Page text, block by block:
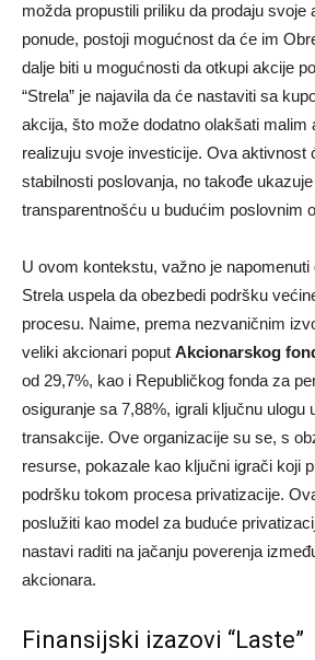
možda propustili priliku da prodaju svoje
ponude, postoji mogućnost da će im
dalje biti u mogućnosti da otkupi akcije
“Strela” je najavila da će nastaviti sa
akcija, što može dodatno olakšati malim
realizuju svoje investicije. Ova aktivnost
stabilnosti poslovanja, no takođe
transparentnošću u budućim poslovnim
U ovom kontekstu, važno je
Strela uspela da obezbedi podršku
procesu. Naime, prema nezvaničnim
veliki akcionari poput Akcionarskog
od 29,7%, kao i Republičkog fonda za
osiguranje sa 7,88%, igrali ključnu ulogu
transakcije. Ove organizacije su se, s
resurse, pokazale kao ključni igrači koji
podršku tokom procesa privatizacije.
poslužiti kao model za buduće
nastavi raditi na jačanju poverenja
akcionara.
Finansijski izazovi “Laste”